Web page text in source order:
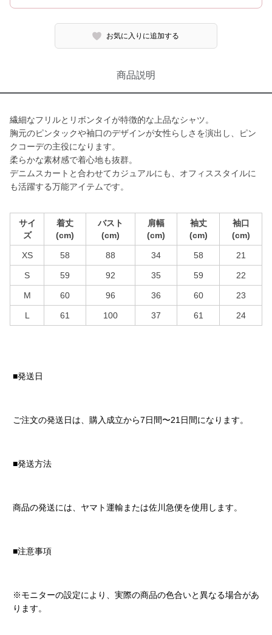
お気に入りに追加する
商品説明
繊細なフリルとリボンタイが特徴的な上品なシャツ。
胸元のピンタックや袖口のデザインが女性らしさを演出し、ピン
クコーデの主役になります。
柔らかな素材感で着心地も抜群。
デニムスカートと合わせてカジュアルにも、オフィススタイルに
も活躍する万能アイテムです。
サイ
ズ
着丈
(cm)
バスト
(cm)
肩幅
(cm)
袖丈
(cm)
袖口
(cm)
XS 58 88 34 58 21
S 59 92 35 59 22
M 60 96 36 60 23
L 61 100 37 61 24
■発送日
ご注文の発送日は、購入成立から7日間〜21日間になります。
■発送方法
商品の発送には、ヤマト運輸または佐川急便を使用します。
■注意事項
※モニターの設定により、実際の商品の色合いと異なる場合があ
ります。